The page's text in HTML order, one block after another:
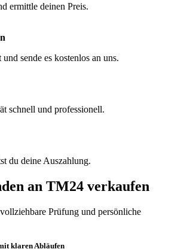
ermittle deinen Preis.
sende es kostenlos an uns.
schnell und professionell.
du deine Auszahlung.
an TM24 verkaufen
Prüfung und persönliche
klaren Abläufen